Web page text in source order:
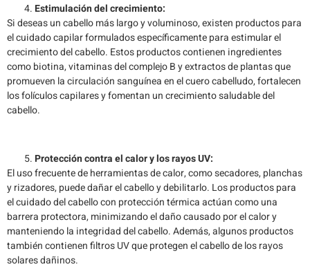
Estimulación del crecimiento:
Si deseas un cabello más largo y voluminoso, existen productos para
el cuidado capilar formulados específicamente para estimular el
crecimiento del cabello. Estos productos contienen ingredientes
como biotina, vitaminas del complejo B y extractos de plantas que
promueven la circulación sanguínea en el cuero cabelludo, fortalecen
los folículos capilares y fomentan un crecimiento saludable del
cabello.
Protección contra el calor y los rayos UV:
El uso frecuente de herramientas de calor, como secadores, planchas
y rizadores, puede dañar el cabello y debilitarlo. Los productos para
el cuidado del cabello con protección térmica actúan como una
barrera protectora, minimizando el daño causado por el calor y
manteniendo la integridad del cabello. Además, algunos productos
también contienen filtros UV que protegen el cabello de los rayos
solares dañinos.